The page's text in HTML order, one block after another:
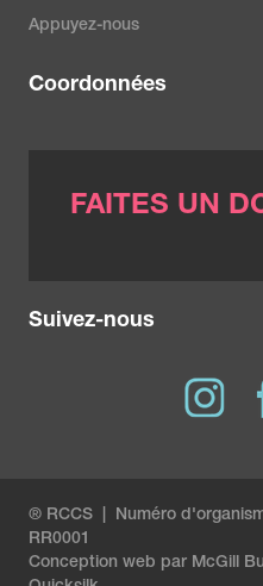
Appuyez-nous
Coordonnées
FAITES UN
Suivez-nous
® RCCS | Numéro
RR0001
Conception web par McGill